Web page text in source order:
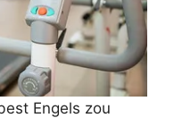
Engels zou